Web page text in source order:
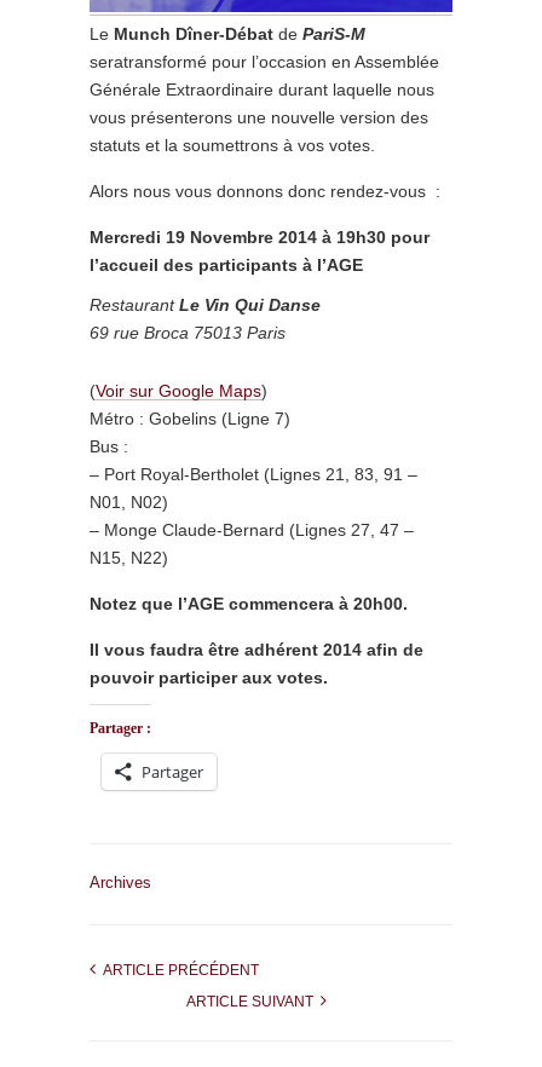
Le Munch Dîner-Débat de PariS-M
seratransformé pour l’occasion en Assemblée
Générale Extraordinaire durant laquelle nous
vous présenterons une nouvelle version des
statuts et la soumettrons à vos votes.
Alors nous vous donnons donc rendez-vous :
Mercredi 19 Novembre 2014 à 19h30 pour
l’accueil des participants à l’AGE
RestaurantLe Vin Qui Danse
69 rue Broca 75013 Paris
(Voir sur Google Maps)
Métro : Gobelins (Ligne 7)
Bus :
– Port Royal-Bertholet (Lignes 21, 83, 91 –
N01, N02)
– Monge Claude-Bernard (Lignes 27, 47 –
N15, N22)
Notez que l’AGE commencera à 20h00.
Il vous faudra être adhérent 2014 afin de
pouvoir participer aux votes.
Partager :
Partager
Archives
ARTICLE PRÉCÉDENT
ARTICLE SUIVANT